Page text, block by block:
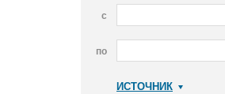
с
по
ИСТОЧНИК